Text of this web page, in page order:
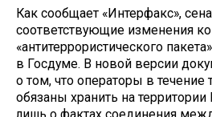
Как сообщает «Интерфакс»,
соответствующие изменения
«антитеррористического
в Госдуме. В новой версии
о том, что операторы в течение
обязаны хранить на